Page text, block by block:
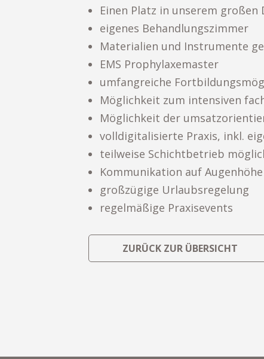
Einen Platz in unserem großen
eigenes Behandlungszimmer
Materialien und Instrumente
EMS Prophylaxemaster
umfangreiche
Möglichkeit zum intensiven
Möglichkeit der
volldigitalisierte Praxis, inkl.
teilweise Schichtbetrieb
Kommunikation auf Augenhöhe
großzügige Urlaubsregelung
regelmäßige Praxisevents
ZURÜCK ZUR ÜBERSICHT